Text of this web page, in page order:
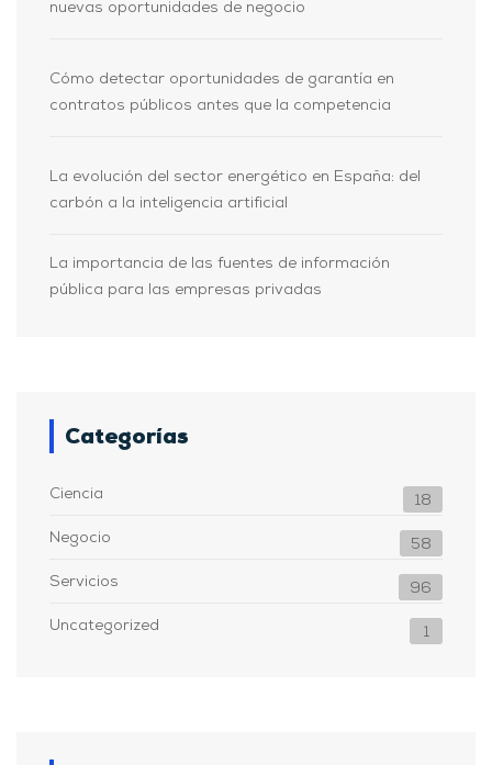
nuevas oportunidades de negocio
Cómo detectar oportunidades de garantía en
contratos públicos antes que la competencia
La evolución del sector energético en España: del
carbón a la inteligencia artificial
La importancia de las fuentes de información
pública para las empresas privadas
Categorías
Ciencia 18
Negocio 58
Servicios 96
Uncategorized 1